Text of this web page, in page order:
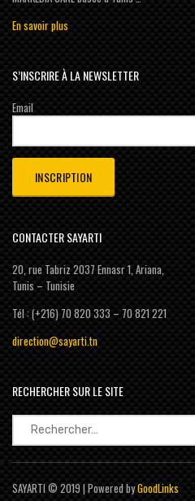
En savoir plus
S’INSCRIRE À LA NEWSLETTER
Email
CONTACTER SAYARTI
20, rue Tabriz 2037 Ennasr 1, Ariana,
Tunis – Tunisie
Tél : (+216) 70 820 333 – 70 821 221
direction@sayarti.tn
RECHERCHER SUR LE SITE
Rechercher :
SAYARTI © 2019 | Powered byGoodLinks